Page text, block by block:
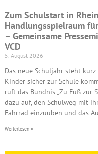
Zum Schulstart in
Handlungsspielraum
– Gemeinsame
VCD
5. August 2026
Das neue Schuljahr steht
Kinder sicher zur Schule
ruft das Bündnis „Zu Fuß zur
dazu auf, den Schulweg mit
Fahrrad einzuüben und das
Weiterlesen »